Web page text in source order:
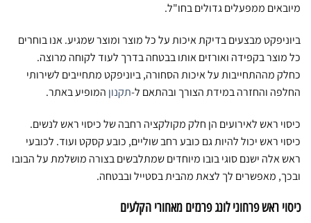
מיובאים ממפעלים גדולים בחו"ל.
ביוניפקט מבצעים בדיקת איכות על כל מוצר ומוצר שמגיע. אנו בוחרים
כל מוצר בקפידה ואורזים אותו בבטחה בדרך לעוד לקוחה מרוצה.
כחלק מההתחייבות על איכות הסחורה, ביוניפקט מתחייבים לשירותי
החלפה והחזרה במידת הצורך ובהתאם ל-תקנון המופיע באתר.
כיסוי ראש לאירועים הן חלק מקולקציה רחבה של כיסוי ראש לנשים.
כיסוי ראש יכול להיות גם כובע רחב שוליים, כובע קסקט ועוד. לכובעי
ראש אלה ישנם סוגי בובו מיוחדים שמתלבשים בצורה מושלמת על הבובו
ובכך, מאפשרים לך לצאת מהבית בסטייל ובבטחה.
כיסוי ראש פרחוני לונג פרנזים מאחורי הקלעים